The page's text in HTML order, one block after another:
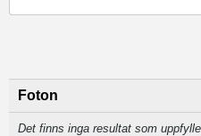
Foton
Det finns inga resultat som